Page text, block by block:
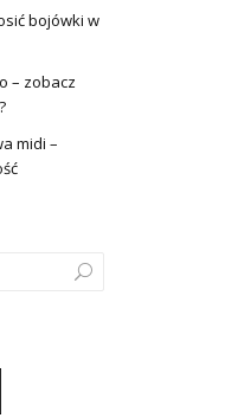
bojówki w
– zobacz
midi –